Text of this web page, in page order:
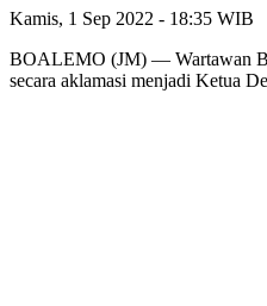
Kamis, 1 Sep 2022 - 18:35 WIB
BOALEMO (JM) — Wartawan
secara aklamasi menjadi Ketua